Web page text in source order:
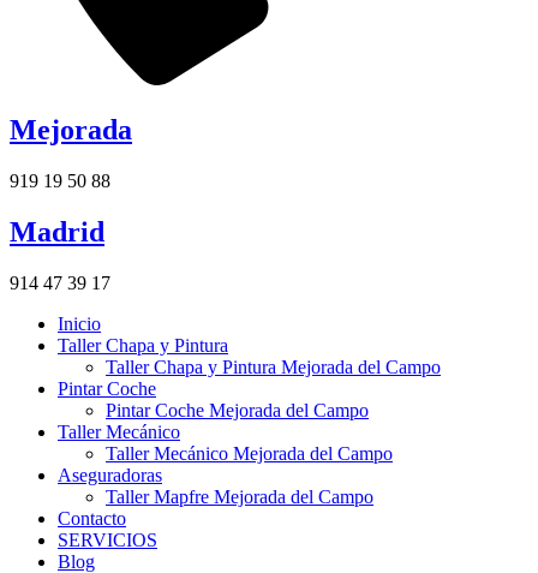
Mejorada
919 19 50 88
Madrid
914 47 39 17
Inicio
Taller Chapa y Pintura
Taller Chapa y Pintura Mejorada del Campo
Pintar Coche
Pintar Coche Mejorada del Campo
Taller Mecánico
Taller Mecánico Mejorada del Campo
Aseguradoras
Taller Mapfre Mejorada del Campo
Contacto
SERVICIOS
Blog